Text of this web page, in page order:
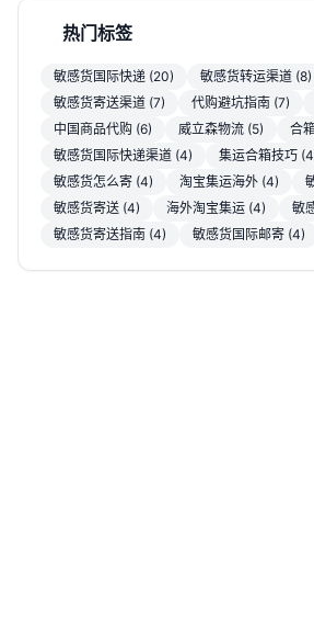
热门标签
敏感货国际快递 (20) 敏感货转运渠道 (8)
敏感货寄送渠道 (7)
代购避坑指南 (7)
中国商品代购 (6)
威立森物流 (5)
合
敏感货国际快递渠道 (4)
集运合箱技巧
敏感货怎么寄 (4)
淘宝集运海外 (4)
敏感货寄送 (4)
海外淘宝集运 (4)
敏
敏感货寄送指南 (4)
敏感货国际邮寄 (4)